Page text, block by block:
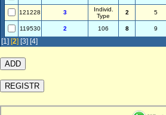
121228 3
Individ.
Type
2 5
119530 2 106 8 9
[1] [2] [3] [4]